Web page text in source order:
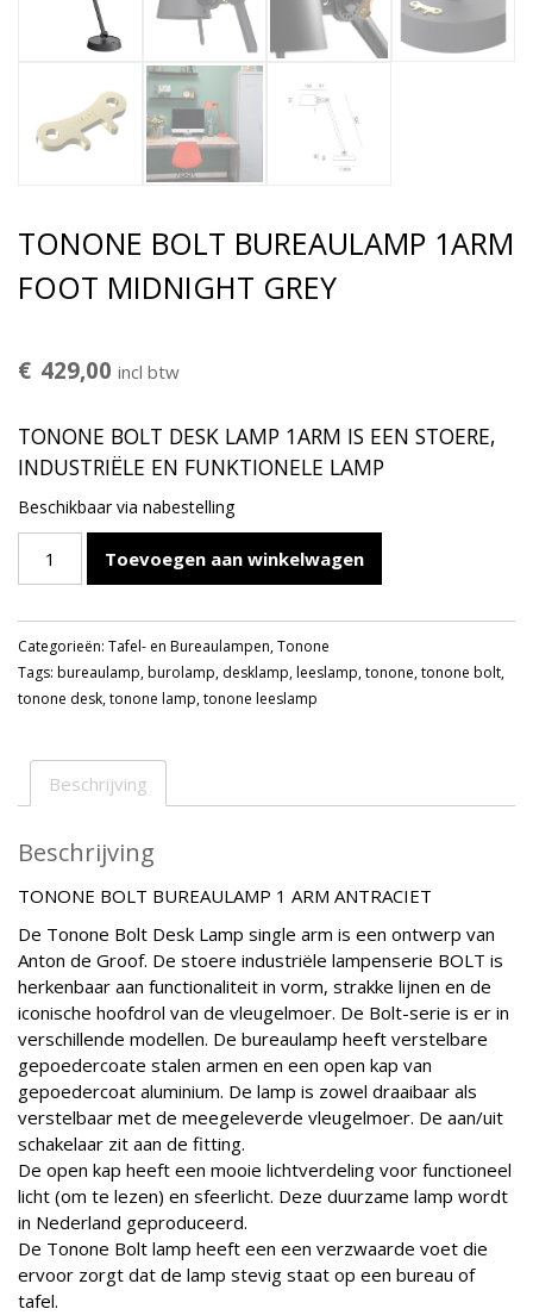
TONONE BOLT BUREAULAMP 1ARM
FOOT MIDNIGHT GREY
€ 429,00 incl btw
TONONE BOLT DESK LAMP 1ARM IS EEN STOERE,
INDUSTRIËLE EN FUNKTIONELE LAMP
Beschikbaar via nabestelling
BOLT
1ARM
FOOT
MIDNIGHT
GREY
Toevoegen aan winkelwagen
Categorieën: Tafel- en Bureaulampen,Tonone
Tags: bureaulamp,burolamp, desklamp,leeslamp,tonone,tonone bolt,
tonone desk,tonone lamp,tonone leeslamp
Beschrijving
Beschrijving
TONONE BOLT BUREAULAMP 1 ARM ANTRACIET
De Tonone Bolt Desk Lamp single arm is een ontwerp van
Anton de Groof. De stoere industriële lampenserie BOLT is
herkenbaar aan functionaliteit in vorm, strakke lijnen en de
iconische hoofdrol van de vleugelmoer. De Bolt-serie is er in
verschillende modellen. De bureaulamp heeft verstelbare
gepoedercoate stalen armen en een open kap van
gepoedercoat aluminium. De lamp is zowel draaibaar als
verstelbaar met de meegeleverde vleugelmoer. De aan/uit
schakelaar zit aan de fitting.
De open kap heeft een mooie lichtverdeling voor functioneel
licht (om te lezen) en sfeerlicht. Deze duurzame lamp wordt
in Nederland geproduceerd.
De Tonone Bolt lamp heeft een een verzwaarde voet die
ervoor zorgt dat de lamp stevig staat op een bureau of
tafel.